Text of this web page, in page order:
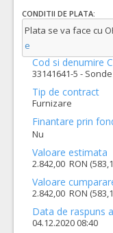
CONDITII DE PLATA:
Plata se va face cu
e
Cod si denumire
33141641-5 -
Tip de contract
Furnizare
Finantare prin
Nu
Valoare estimata
2.842,00 RON
Valoare
2.842,00 RON
Data de raspuns
04.12.2020 08:40